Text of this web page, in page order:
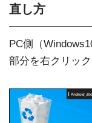
直し方
PC側（
部分を右クリック